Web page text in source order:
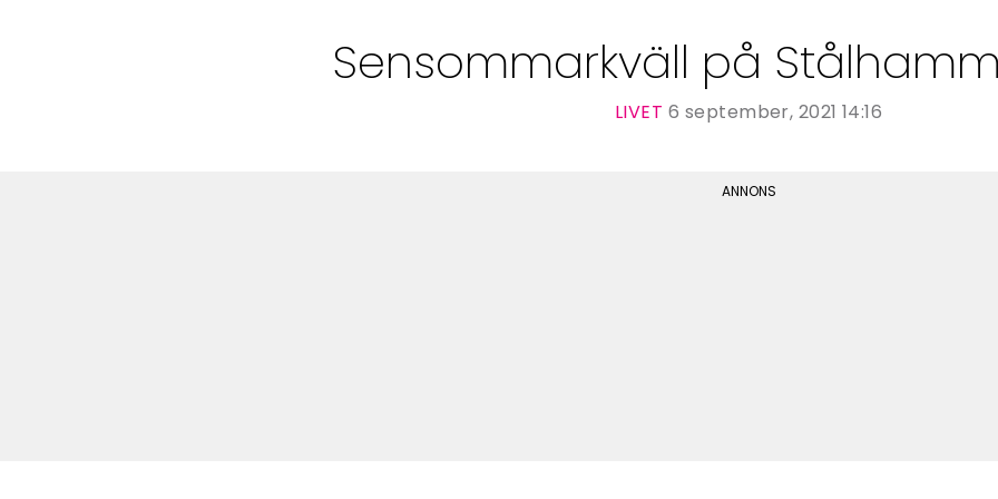
Sensommarkväll på
LIVET 6 september, 2021 14:16